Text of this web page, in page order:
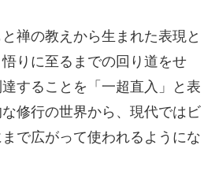
禅の教えから生まれた表現と
りに至るまでの回り道をせ
することを「一超直入」と表
修行の世界から、現代ではビ
で広がって使われるようにな